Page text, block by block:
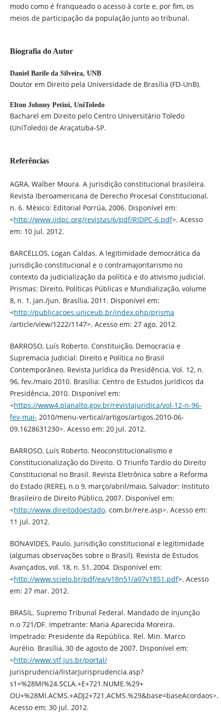
modo como é franqueado o acesso à corte e, por fim, os
meios de participação da população junto ao tribunal.
Biografia do Autor
Daniel Barile da Silveira, UNB
Doutor em Direito pela Universidade de Brasília (FD-UnB).
Elton Johnny Petini, UniToledo
Bacharel em Direito pelo Centro Universitário Toledo
(UniToledo) de Araçatuba-SP.
Referências
AGRA, Walber Moura. A jurisdição constitucional brasileira.
Revista Iberoamericana de Derecho Procesal Constitucional,
n. 6. México: Editorial Porrúa, 2006. Disponível em:
<http://www.iidpc.org/revistas/6/pdf/RIDPC-6.pdf>. Acesso
em: 10 jul. 2012.
BARCELLOS, Logan Caldas. A legitimidade democrática da
jurisdição constitucional e o contramajoritarismo no
contexto da judicialização da política e do ativismo judicial.
Prismas: Direito, Políticas Públicas e Mundialização, volume
8, n. 1, jan./jun. Brasília, 2011. Disponível em:
<http://publicacoes.uniceub.br/index.php/prisma
/article/view/1222/1147>. Acesso em: 27 ago. 2012.
BARROSO, Luís Roberto. Constituição, Democracia e
Supremacia Judicial: Direito e Política no Brasil
Contemporâneo. Revista Jurídica da Presidência, Vol. 12, n.
96, fev./maio 2010. Brasília: Centro de Estudos Jurídicos da
Presidência, 2010. Disponível em:
<https://www4.planalto.gov.br/revistajuridica/vol-12-n-96-
fev-mai- 2010/menu-vertical/artigos/artigos.2010-06-
09.1628631230>. Acesso em: 20 jul. 2012.
BARROSO, Luís Roberto. Neoconstitucionalismo e
Constitucionalização do Direito. O Triunfo Tardio do Direito
Constitucional no Brasil. Revista Eletrônica sobre a Reforma
do Estado (RERE), n.o 9, março/abril/maio, Salvador: Instituto
Brasileiro de Direito Público, 2007. Disponível em:
<http://www.direitodoestado. com.br/rere.asp>. Acesso em:
11 jul. 2012.
BONAVIDES, Paulo. Jurisdição constitucional e legitimidade
(algumas observações sobre o Brasil). Revista de Estudos
Avançados, vol. 18, n. 51, 2004. Disponível em:
<http://www.scielo.br/pdf/ea/v18n51/a07v1851.pdf>. Acesso
em: 27 mar. 2012.
BRASIL. Supremo Tribunal Federal. Mandado de Injunção
n.o 721/DF. Impetrante: Maria Aparecida Moreira.
Impetrado: Presidente da República. Rel. Min. Marco
Aurélio. Brasília, 30 de agosto de 2007. Disponível em:
<http://www.stf.jus.br/portal/
jurisprudencia/listarJurisprudencia.asp?
s1=%28MI%24.SCLA.+E+721.NUME.%29+
OU+%28MI.ACMS.+ADJ2+721.ACMS.%29&base=baseAcordaos>.
Acesso em: 30 jul. 2012.